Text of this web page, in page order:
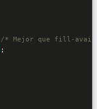
/* Mejor que fill-
;